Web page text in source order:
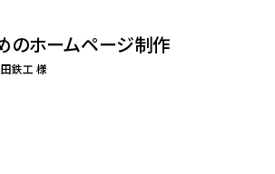
のホームページ制作
鉄工 様